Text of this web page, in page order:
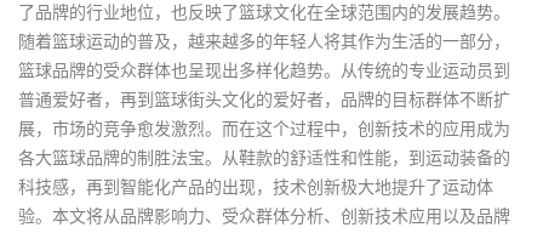
了品牌的行业地位，也反映了篮球文化在全球范围内的发展趋势。
随着篮球运动的普及，越来越多的年轻人将其作为生活的一部分，
篮球品牌的受众群体也呈现出多样化趋势。从传统的专业运动员到
普通爱好者，再到篮球街头文化的爱好者，品牌的目标群体不断扩
展，市场的竞争愈发激烈。而在这个过程中，创新技术的应用成为
各大篮球品牌的制胜法宝。从鞋款的舒适性和性能，到运动装备的
科技感，再到智能化产品的出现，技术创新极大地提升了运动体
验。本文将从品牌影响力、受众群体分析、创新技术应用以及品牌